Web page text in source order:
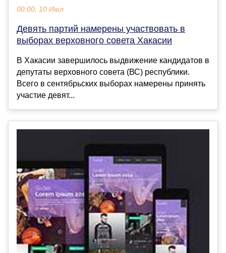
00:00, 10 Июл
Девять партий намерены участвовать в
выборах верховного совета Хакасии
В Хакасии завершилось выдвижение кандидатов в
депутаты верховного совета (ВС) республики.
Всего в сентябрьских выборах намерены принять
участие девят...